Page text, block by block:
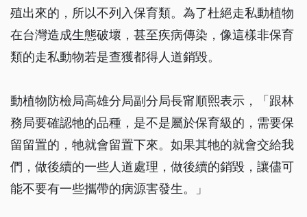
殖出來的，所以不列入保育類。為了杜絕走私動植物
在台灣造成生態破壞，甚至疾病傳染，像這樣非保育
類的走私動物若是查獲都得人道銷毀。
動植物防檢局高雄分局副分局長甯順熙表示，「跟林
務局要確認牠的品種，是不是屬於保育級的，需要保
留留置的，牠就會留置下來。如果其牠的就會交給我
們，做後續的一些人道處理，做後續的銷毀，讓儘可
能不要有一些攜帶的病源害發生。」